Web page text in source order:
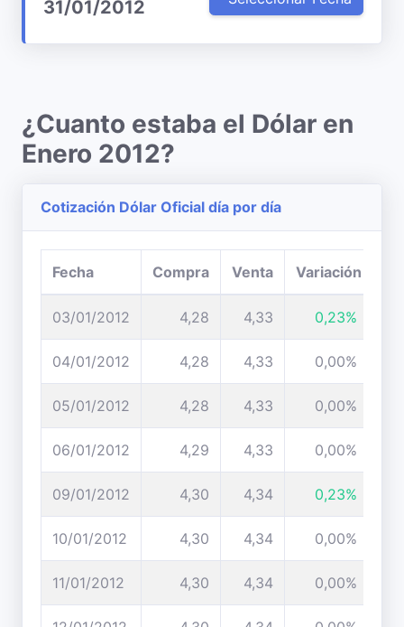
31/01/2012
¿Cuanto estaba el Dólar en
Enero 2012?
Cotización Dólar Oficial día por día
Fecha Compra Venta Variación
03/01/2012 4,28 4,33 0,23%
04/01/2012 4,28 4,33 0,00%
05/01/2012 4,28 4,33 0,00%
06/01/2012 4,29 4,33 0,00%
09/01/2012 4,30 4,34 0,23%
10/01/2012 4,30 4,34 0,00%
11/01/2012 4,30 4,34 0,00%